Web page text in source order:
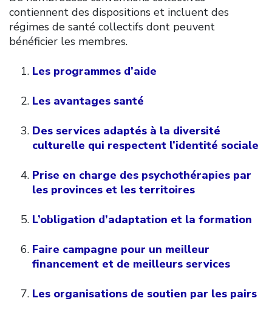
contiennent des dispositions et incluent des
régimes de santé collectifs dont peuvent
bénéficier les membres.
Les programmes d’aide
Les avantages santé
Des services adaptés à la diversité
culturelle qui respectent l’identité sociale
Prise en charge des psychothérapies par
les provinces et les territoires
L’obligation d’adaptation et la formation
Faire campagne pour un meilleur
financement et de meilleurs services
Les organisations de soutien par les pairs